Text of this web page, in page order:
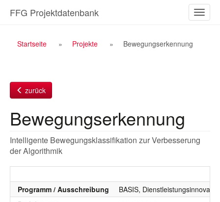
Inhalt
ein-/
FFG Projektdatenbank
Breadcrumb
Startseite Projekte Bewegungserkennung
zurück
Bewegungserkennung
Intelligente Bewegungsklassifikation zur Verbesserung
der Algorithmik
Programm / Ausschreibung
BASIS,